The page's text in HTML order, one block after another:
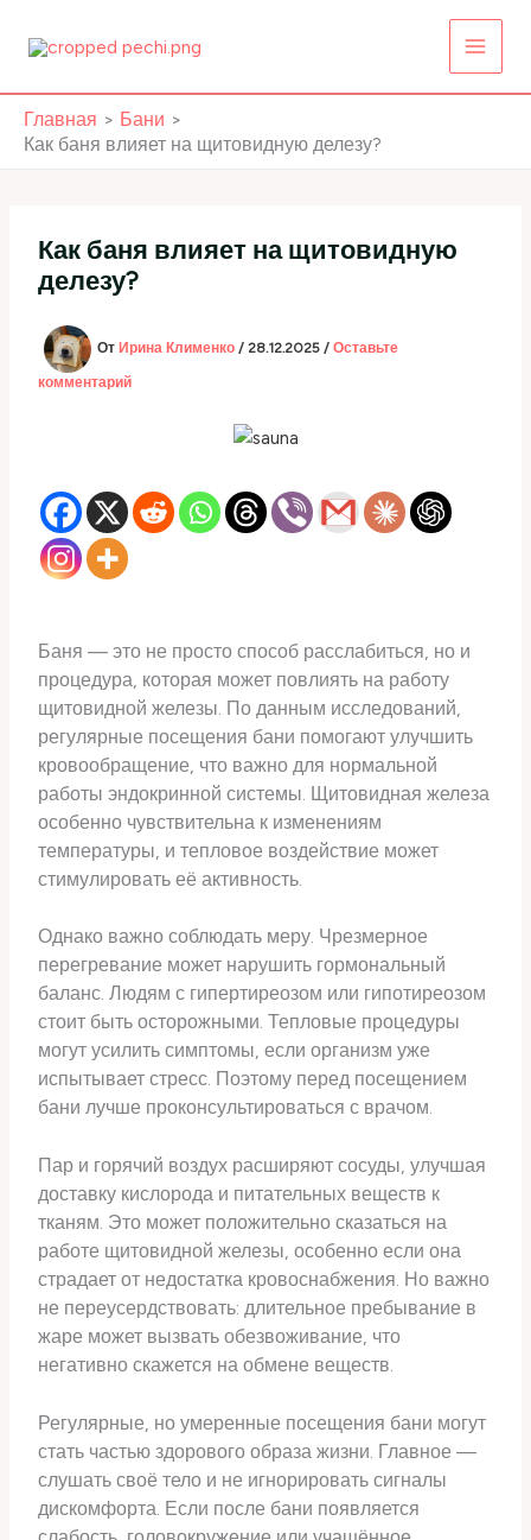
Главная
Бани
Как баня влияет на щитовидную делезу?
Как баня влияет на щитовидную
делезу?
От Ирина Клименко/28.12.2025/Оставьте
комментарий
Баня — это не просто способ расслабиться, но и
процедура, которая может повлиять на работу
щитовидной железы. По данным исследований,
регулярные посещения бани помогают улучшить
кровообращение, что важно для нормальной
работы эндокринной системы. Щитовидная железа
особенно чувствительна к изменениям
температуры, и тепловое воздействие может
стимулировать её активность.
Однако важно соблюдать меру. Чрезмерное
перегревание может нарушить гормональный
баланс. Людям с гипертиреозом или гипотиреозом
стоит быть осторожными. Тепловые процедуры
могут усилить симптомы, если организм уже
испытывает стресс. Поэтому перед посещением
бани лучше проконсультироваться с врачом.
Пар и горячий воздух расширяют сосуды, улучшая
доставку кислорода и питательных веществ к
тканям. Это может положительно сказаться на
работе щитовидной железы, особенно если она
страдает от недостатка кровоснабжения. Но важно
не переусердствовать: длительное пребывание в
жаре может вызвать обезвоживание, что
негативно скажется на обмене веществ.
Регулярные, но умеренные посещения бани могут
стать частью здорового образа жизни. Главное —
слушать своё тело и не игнорировать сигналы
дискомфорта. Если после бани появляется